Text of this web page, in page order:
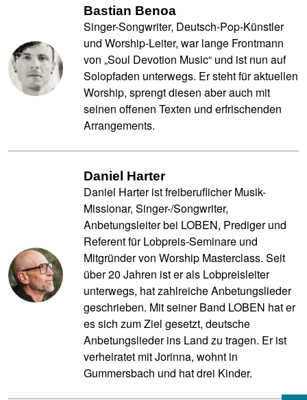
Bastian Benoa
Singer-Songwriter, Deutsch-Pop-Künstler
und Worship-Leiter, war lange Frontmann
von „Soul Devotion Music“ und ist nun auf
Solopfaden unterwegs. Er steht für aktuellen
Worship, sprengt diesen aber auch mit
seinen offenen Texten und erfrischenden
Arrangements.
Daniel Harter
Daniel Harter ist freiberuflicher Musik-
Missionar, Singer-/Songwriter,
Anbetungsleiter bei LOBEN, Prediger und
Referent für Lobpreis-Seminare und
Mitgründer von Worship Masterclass. Seit
über 20 Jahren ist er als Lobpreisleiter
unterwegs, hat zahlreiche Anbetungslieder
geschrieben. Mit seiner Band LOBEN hat er
es sich zum Ziel gesetzt, deutsche
Anbetungslieder ins Land zu tragen. Er ist
verheiratet mit Jorinna, wohnt in
Gummersbach und hat drei Kinder.